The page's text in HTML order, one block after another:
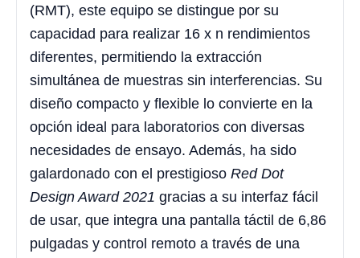
(RMT), este equipo se distingue por su
capacidad para realizar 16 x n rendimientos
diferentes, permitiendo la extracción
simultánea de muestras sin interferencias. Su
diseño compacto y flexible lo convierte en la
opción ideal para laboratorios con diversas
necesidades de ensayo. Además, ha sido
galardonado con el prestigioso Red Dot
Design Award 2021 gracias a su interfaz fácil
de usar, que integra una pantalla táctil de 6,86
pulgadas y control remoto a través de una